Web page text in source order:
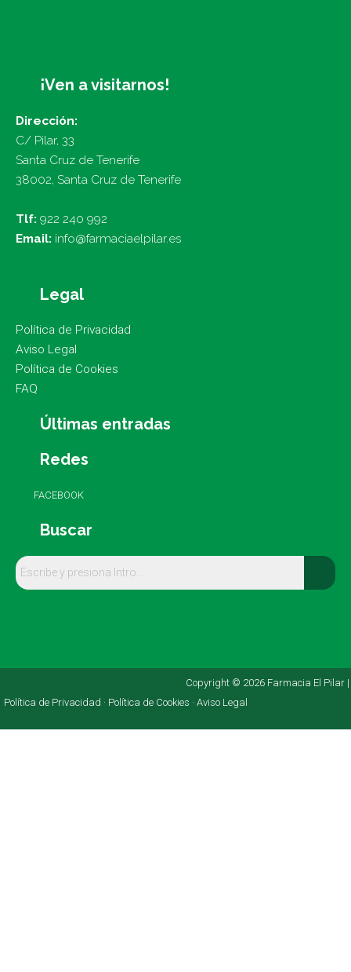
¡Ven a visitarnos!
Dirección:
C/ Pilar, 33
Santa Cruz de Tenerife
38002, Santa Cruz de Tenerife
Tlf: 922 240 992
Email: info@farmaciaelpilar.es
Legal
Política de Privacidad
Aviso Legal
Política de Cookies
FAQ
Últimas entradas
Redes
FACEBOOK
Buscar
Copyright © 2026 Farmacia El Pilar |
Política de Privacidad · Política de Cookies · Aviso Legal